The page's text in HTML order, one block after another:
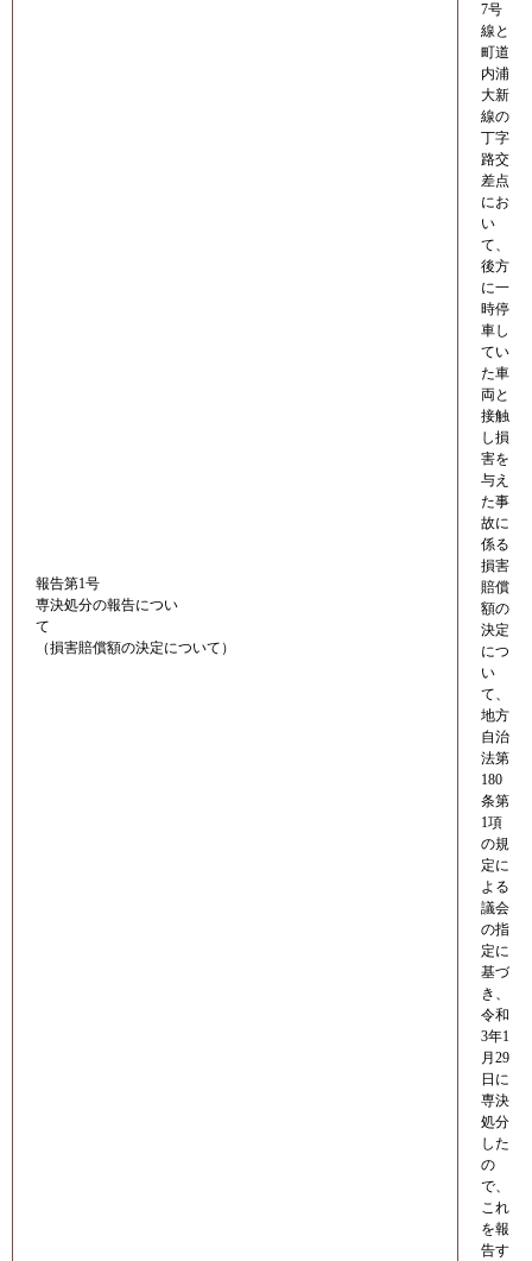
報告第1号
専決処分の報告につい
て
（損害賠償額の決定について）
7号
線と
町道
内浦
大新
線の
丁字
路交
差点
にお
い
て、
後方
に一
時停
車し
てい
た車
両と
接触
し損
害を
与え
た事
故に
係る
損害
賠償
額の
決定
につ
い
て、
地方
自治
法第
180
条第
1項
の規
定に
よる
議会
の指
定に
基づ
き、
令和
3年1
月29
日に
専決
処分
した
の
で、
これ
を報
告す